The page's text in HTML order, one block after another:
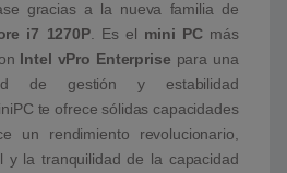
gracias a la nueva familia de
i7 1270P. Es el mini PC más
Intel vPro Enterprise para una
de gestión y estabilidad
te ofrece sólidas capacidades
un rendimiento revolucionario,
y la tranquilidad de la capacidad